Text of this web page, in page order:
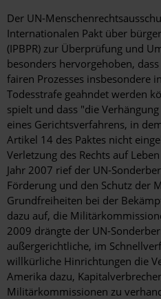
Der UN-
Internationalen Pakt über
(IPBPR) zur Überprüfung und
besonders hervorgehoben,
fairen Prozesses insbesondere
Todesstrafe geahndet werden
spielt und dass "die
eines Gerichtsverfahrens, in
Artikel 14 des Paktes nicht
Verletzung des Rechts auf
Jahr 2007 rief der UN-
Förderung und den Schutz der
Grundfreiheiten bei der
dazu auf, die
2009 drängte der UN-
außergerichtliche, im
willkürliche Hinrichtungen die
Amerika dazu,
Militärkommissionen zu